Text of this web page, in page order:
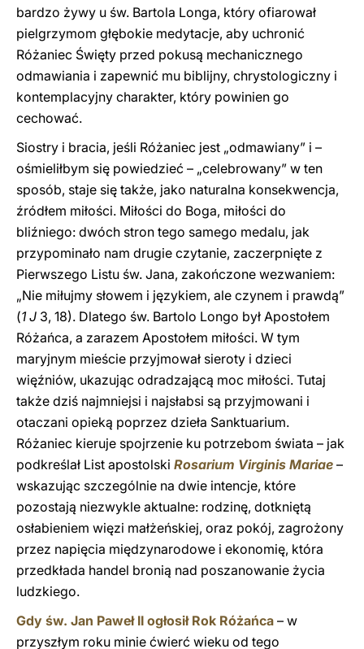
bardzo żywy u św. Bartola Longa, który ofiarował
pielgrzymom głębokie medytacje, aby uchronić
Różaniec Święty przed pokusą mechanicznego
odmawiania i zapewnić mu biblijny, chrystologiczny i
kontemplacyjny charakter, który powinien go
cechować.
Siostry i bracia, jeśli Różaniec jest „odmawiany” i –
ośmieliłbym się powiedzieć – „celebrowany” w ten
sposób, staje się także, jako naturalna konsekwencja,
źródłem miłości. Miłości do Boga, miłości do
bliźniego: dwóch stron tego samego medalu, jak
przypominało nam drugie czytanie, zaczerpnięte z
Pierwszego Listu św. Jana, zakończone wezwaniem:
„Nie miłujmy słowem i językiem, ale czynem i prawdą”
(1 J 3, 18). Dlatego św. Bartolo Longo był Apostołem
Różańca, a zarazem Apostołem miłości. W tym
maryjnym mieście przyjmował sieroty i dzieci
więźniów, ukazując odradzającą moc miłości. Tutaj
także dziś najmniejsi i najsłabsi są przyjmowani i
otaczani opieką poprzez dzieła Sanktuarium.
Różaniec kieruje spojrzenie ku potrzebom świata – jak
podkreślał List apostolski Rosarium Virginis Mariae –
wskazując szczególnie na dwie intencje, które
pozostają niezwykle aktualne: rodzinę, dotkniętą
osłabieniem więzi małżeńskiej, oraz pokój, zagrożony
przez napięcia międzynarodowe i ekonomię, która
przedkłada handel bronią nad poszanowanie życia
ludzkiego.
Gdy św. Jan Paweł II ogłosił Rok Różańca – w
przyszłym roku minie ćwierć wieku od tego